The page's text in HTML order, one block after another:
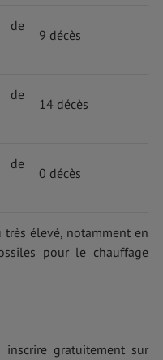
de
9 décès
de
14 décès
de
0 décès
élevé, notamment en
pour le chauffage
gratuitement sur